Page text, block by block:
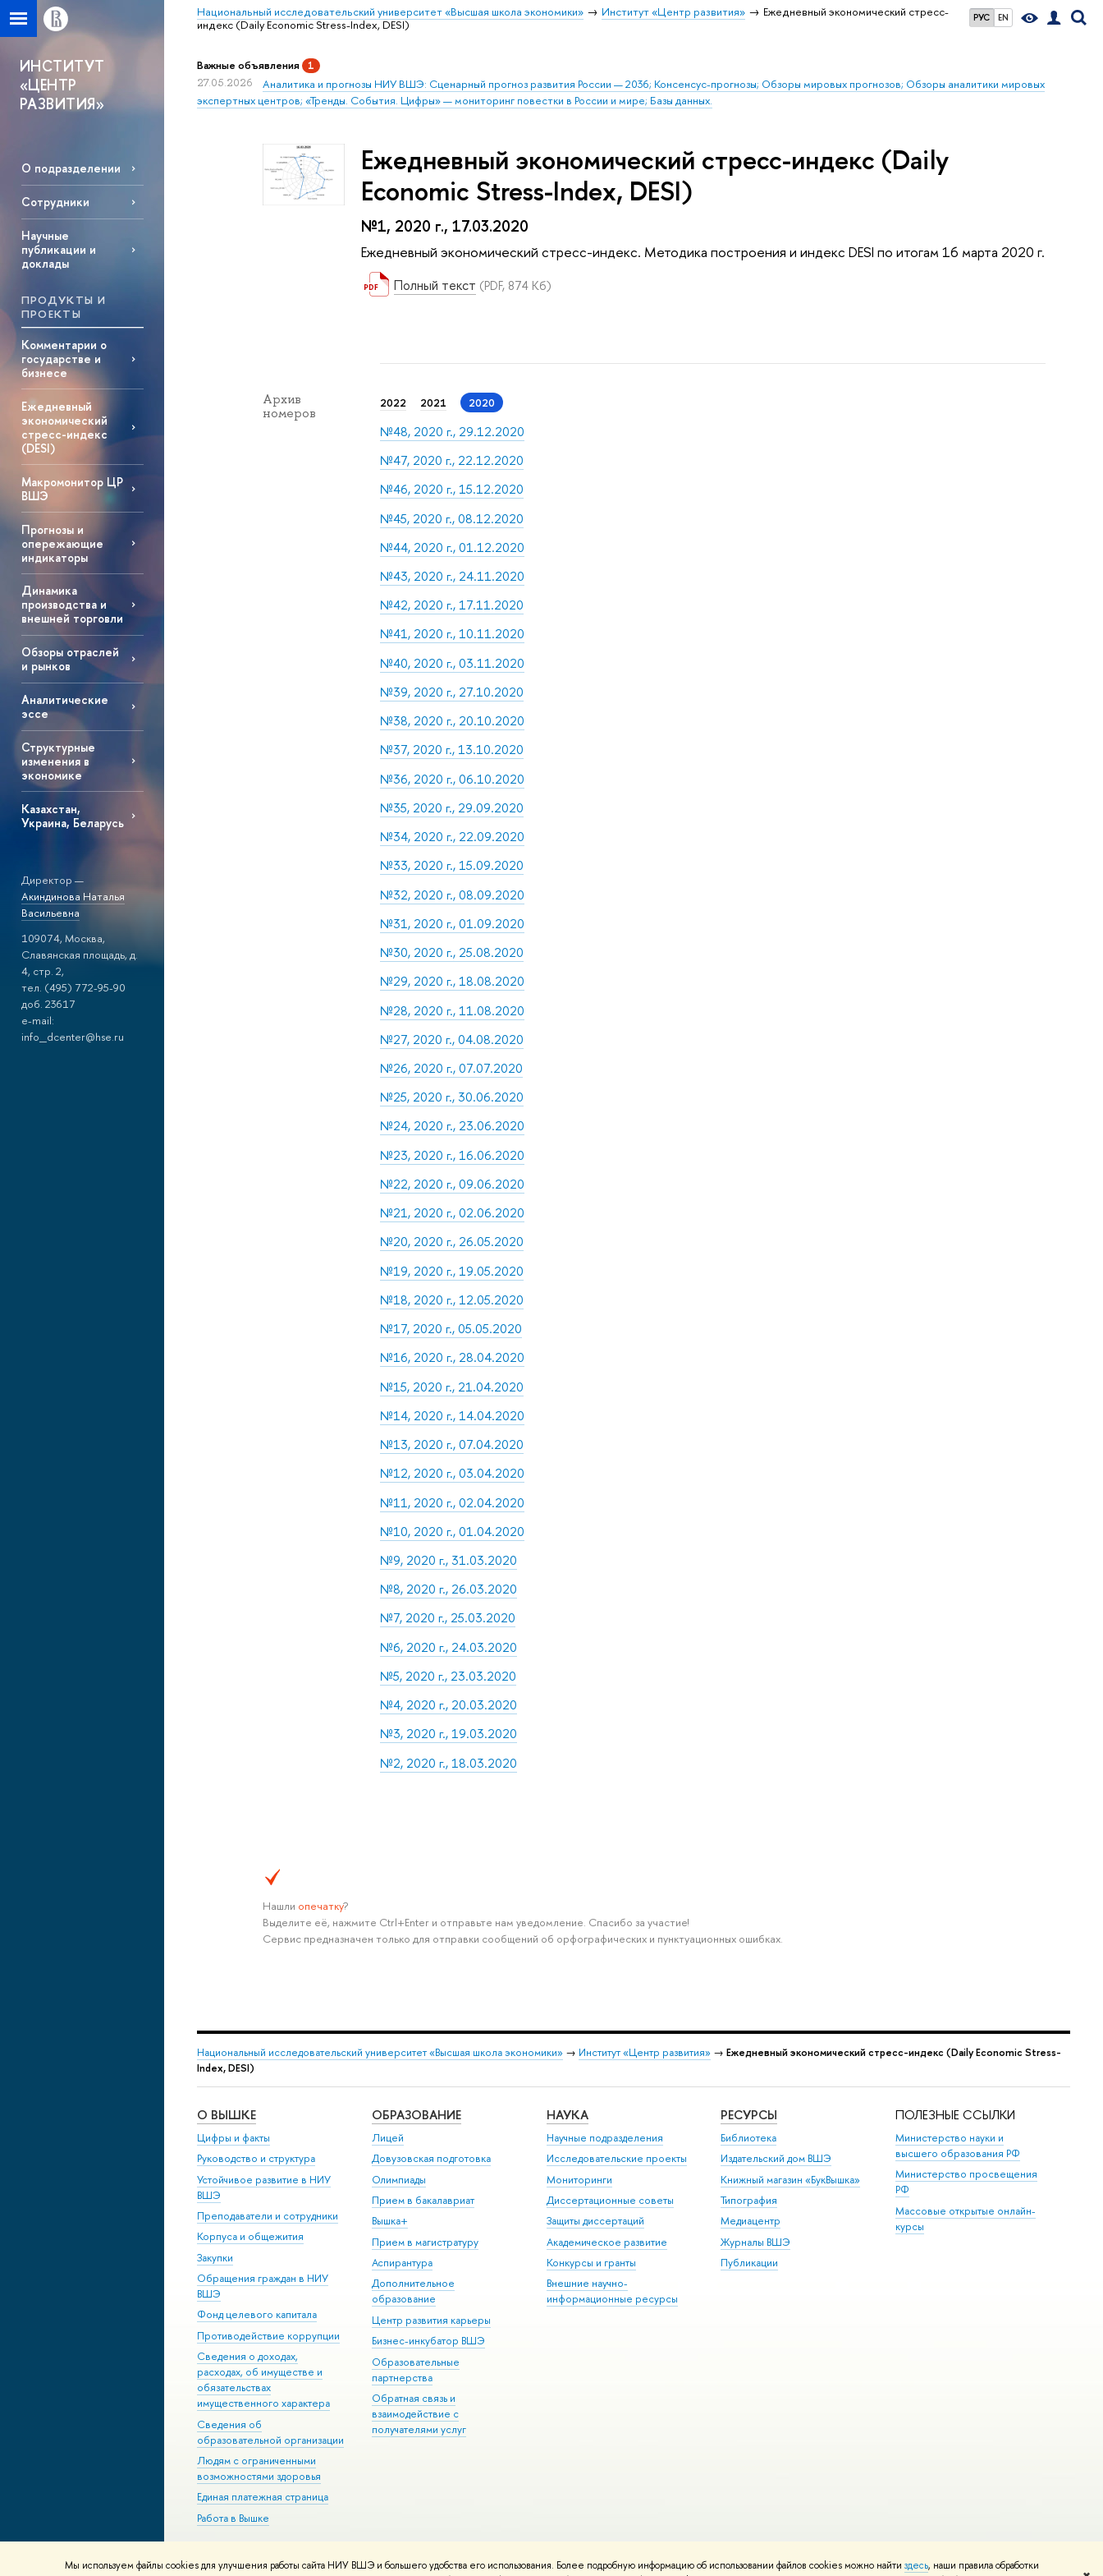
Мы используем файлы cookies для улучшения работы сайта НИУ ВШЭ и большего удобства его использования. Более подробную информацию об использовании файлов cookies можно найти здесь, наши правила обработки
РУС EN
Национальный исследовательский университет «Высшая школа экономики» Институт «Центр развития»
Ежедневный экономический стресс-
индекс (Daily Economic Stress-Index, DESI)
ИНСТИТУТ
«ЦЕНТР
РАЗВИТИЯ»
О подразделении
Сотрудники
Научные
публикации и
доклады
ПРОДУКТЫ И
ПРОЕКТЫ
Комментарии о
государстве и
бизнесе
Ежедневный
экономический
стресс-индекс
(DESI)
Макромонитор ЦР
ВШЭ
Прогнозы и
опережающие
индикаторы
Динамика
производства и
внешней торговли
Обзоры отраслей
и рынков
Аналитические
эссе
Структурные
изменения в
экономике
Казахстан,
Украина, Беларусь
Директор —
Акиндинова Наталья
Васильевна
109074, Москва,
Славянская площадь, д.
4, стр. 2,
тел. (495) 772-95-90
доб. 23617
e-mail:
info_dcenter@hse.ru
Важные объявления 1
27.05.2026
Аналитика и прогнозы НИУ ВШЭ: Сценарный прогноз развития России — 2036; Консенсус-прогнозы; Обзоры мировых прогнозов; Обзоры аналитики мировых
экспертных центров; «Тренды. События. Цифры» — мониторинг повестки в России и мире; Базы данных.
Ежедневный экономический стресс-индекс (Daily
Economic Stress-Index, DESI)
№1, 2020 г., 17.03.2020
Ежедневный экономический стресс-индекс. Методика построения и индекс DESI по итогам 16 марта 2020 г.
Полный текст (PDF, 874 Кб)
Архив
номеров
2022 2021 2020
№48, 2020 г., 29.12.2020
№47, 2020 г., 22.12.2020
№46, 2020 г., 15.12.2020
№45, 2020 г., 08.12.2020
№44, 2020 г., 01.12.2020
№43, 2020 г., 24.11.2020
№42, 2020 г., 17.11.2020
№41, 2020 г., 10.11.2020
№40, 2020 г., 03.11.2020
№39, 2020 г., 27.10.2020
№38, 2020 г., 20.10.2020
№37, 2020 г., 13.10.2020
№36, 2020 г., 06.10.2020
№35, 2020 г., 29.09.2020
№34, 2020 г., 22.09.2020
№33, 2020 г., 15.09.2020
№32, 2020 г., 08.09.2020
№31, 2020 г., 01.09.2020
№30, 2020 г., 25.08.2020
№29, 2020 г., 18.08.2020
№28, 2020 г., 11.08.2020
№27, 2020 г., 04.08.2020
№26, 2020 г., 07.07.2020
№25, 2020 г., 30.06.2020
№24, 2020 г., 23.06.2020
№23, 2020 г., 16.06.2020
№22, 2020 г., 09.06.2020
№21, 2020 г., 02.06.2020
№20, 2020 г., 26.05.2020
№19, 2020 г., 19.05.2020
№18, 2020 г., 12.05.2020
№17, 2020 г., 05.05.2020
№16, 2020 г., 28.04.2020
№15, 2020 г., 21.04.2020
№14, 2020 г., 14.04.2020
№13, 2020 г., 07.04.2020
№12, 2020 г., 03.04.2020
№11, 2020 г., 02.04.2020
№10, 2020 г., 01.04.2020
№9, 2020 г., 31.03.2020
№8, 2020 г., 26.03.2020
№7, 2020 г., 25.03.2020
№6, 2020 г., 24.03.2020
№5, 2020 г., 23.03.2020
№4, 2020 г., 20.03.2020
№3, 2020 г., 19.03.2020
№2, 2020 г., 18.03.2020
Нашли опечатку?
Выделите её, нажмите Ctrl+Enter и отправьте нам уведомление. Спасибо за участие!
Сервис предназначен только для отправки сообщений об орфографических и пунктуационных ошибках.
Национальный исследовательский университет «Высшая школа экономики» → Институт «Центр развития» → Ежедневный экономический стресс-индекс (Daily Economic Stress-
Index, DESI)
О ВЫШКЕ
Цифры и факты
Руководство и структура
Устойчивое развитие в НИУ
ВШЭ
Преподаватели и сотрудники
Корпуса и общежития
Закупки
Обращения граждан в НИУ
ВШЭ
Фонд целевого капитала
Противодействие коррупции
Сведения о доходах,
расходах, об имуществе и
обязательствах
имущественного характера
Сведения об
образовательной организации
Людям с ограниченными
возможностями здоровья
Единая платежная страница
Работа в Вышке
ОБРАЗОВАНИЕ
Лицей
Довузовская подготовка
Олимпиады
Прием в бакалавриат
Вышка+
Прием в магистратуру
Аспирантура
Дополнительное
образование
Центр развития карьеры
Бизнес-инкубатор ВШЭ
Образовательные
партнерства
Обратная связь и
взаимодействие с
получателями услуг
НАУКА
Научные подразделения
Исследовательские проекты
Мониторинги
Диссертационные советы
Защиты диссертаций
Академическое развитие
Конкурсы и гранты
Внешние научно-
информационные ресурсы
РЕСУРСЫ
Библиотека
Издательский дом ВШЭ
Книжный магазин «БукВышка»
Типография
Медиацентр
Журналы ВШЭ
Публикации
ПОЛЕЗНЫЕ ССЫЛКИ
Министерство науки и
высшего образования РФ
Министерство просвещения
РФ
Массовые открытые онлайн-
курсы
Редактору
© НИУ ВШЭ 1993–2026 Адреса и контакты Условия использования материалов Политика конфиденциальности Карта сайта